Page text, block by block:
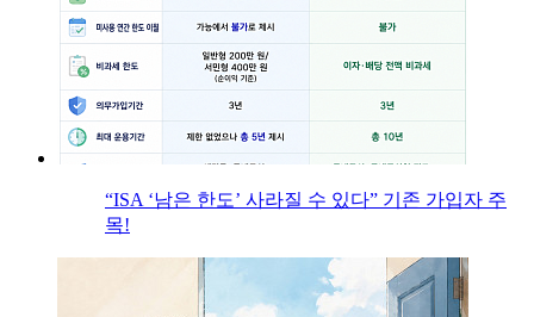
“ISA ‘남은 한도’ 사라질 수 있다” 기존 가입자 주
목!